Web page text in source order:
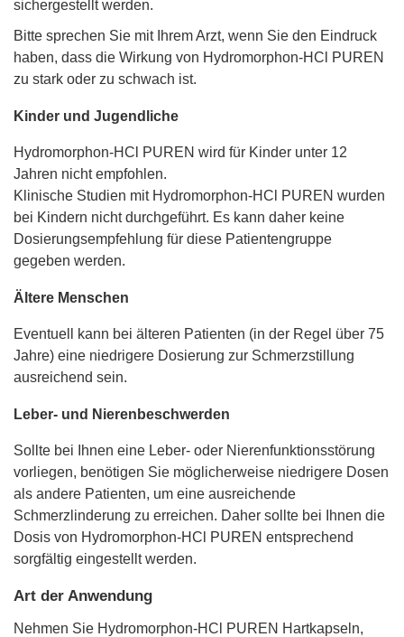
sichergestellt werden.
Bitte sprechen Sie mit Ihrem Arzt, wenn Sie den Eindruck
haben, dass die Wirkung von Hydromorphon-HCl PUREN
zu stark oder zu schwach ist.
Kinder und Jugendliche
Hydromorphon-HCl PUREN wird für Kinder unter 12
Jahren nicht empfohlen.
Klinische Studien mit Hydromorphon-HCl PUREN wurden
bei Kindern nicht durchgeführt. Es kann daher keine
Dosierungsempfehlung für diese Patientengruppe
gegeben werden.
Ältere Menschen
Eventuell kann bei älteren Patienten (in der Regel über 75
Jahre) eine niedrigere Dosierung zur Schmerzstillung
ausreichend sein.
Leber- und Nierenbeschwerden
Sollte bei Ihnen eine Leber- oder Nierenfunktionsstörung
vorliegen, benötigen Sie möglicherweise niedrigere Dosen
als andere Patienten, um eine ausreichende
Schmerzlinderung zu erreichen. Daher sollte bei Ihnen die
Dosis von Hydromorphon-HCl PUREN entsprechend
sorgfältig eingestellt werden.
Art der Anwendung
Nehmen Sie Hydromorphon-HCl PUREN Hartkapseln,